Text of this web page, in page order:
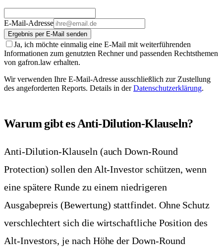
E-Mail-Adresse
Ergebnis per E-Mail senden
Ja, ich möchte einmalig eine E-Mail mit weiterführenden
Informationen zum genutzten Rechner und passenden Rechtsthemen
von gafron.law erhalten.
Wir verwenden Ihre E-Mail-Adresse ausschließlich zur Zustellung
des angeforderten Reports. Details in der Datenschutzerklärung.
Warum gibt es Anti-Dilution-Klauseln?
Anti-Dilution-Klauseln (auch Down-Round
Protection) sollen den Alt-Investor schützen, wenn
eine spätere Runde zu einem niedrigeren
Ausgabepreis (Bewertung) stattfindet. Ohne Schutz
verschlechtert sich die wirtschaftliche Position des
Alt-Investors, je nach Höhe der Down-Round